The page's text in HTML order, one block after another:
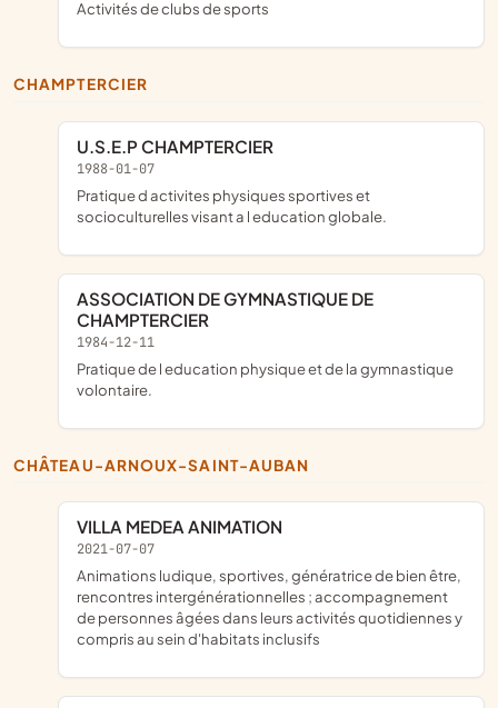
Activités de clubs de sports
CHAMPTERCIER
U.S.E.P CHAMPTERCIER
1988-01-07
pratique d activites physiques sportives et
socioculturelles visant a l education globale.
ASSOCIATION DE GYMNASTIQUE DE
CHAMPTERCIER
1984-12-11
pratique de l education physique et de la gymnastique
volontaire.
CHÂTEAU-ARNOUX-SAINT-AUBAN
VILLA MEDEA ANIMATION
2021-07-07
animations ludique, sportives, génératrice de bien être,
rencontres intergénérationnelles ; accompagnement
de personnes âgées dans leurs activités quotidiennes y
compris au sein d'habitats inclusifs